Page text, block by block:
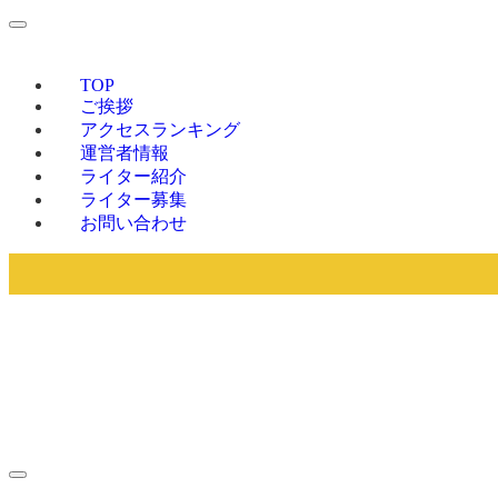
TOP
ご挨拶
アクセスランキング
運営者情報
ライター紹介
ライター募集
お問い合わせ